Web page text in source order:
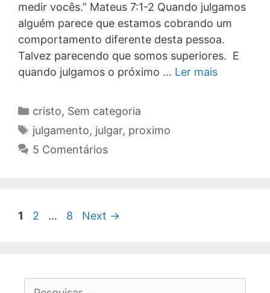
medir vocês.” Mateus 7:1-2 Quando julgamos
alguém parece que estamos cobrando um
comportamento diferente desta pessoa.
Talvez parecendo que somos superiores. E
quando julgamos o próximo … Ler mais
Categorias
cristo, Sem categoria
Tags
julgamento, julgar, proximo
5 Comentários
Navegação
Page
1 Page
2 … Page
8 Next →